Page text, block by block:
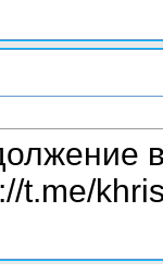
t.me/